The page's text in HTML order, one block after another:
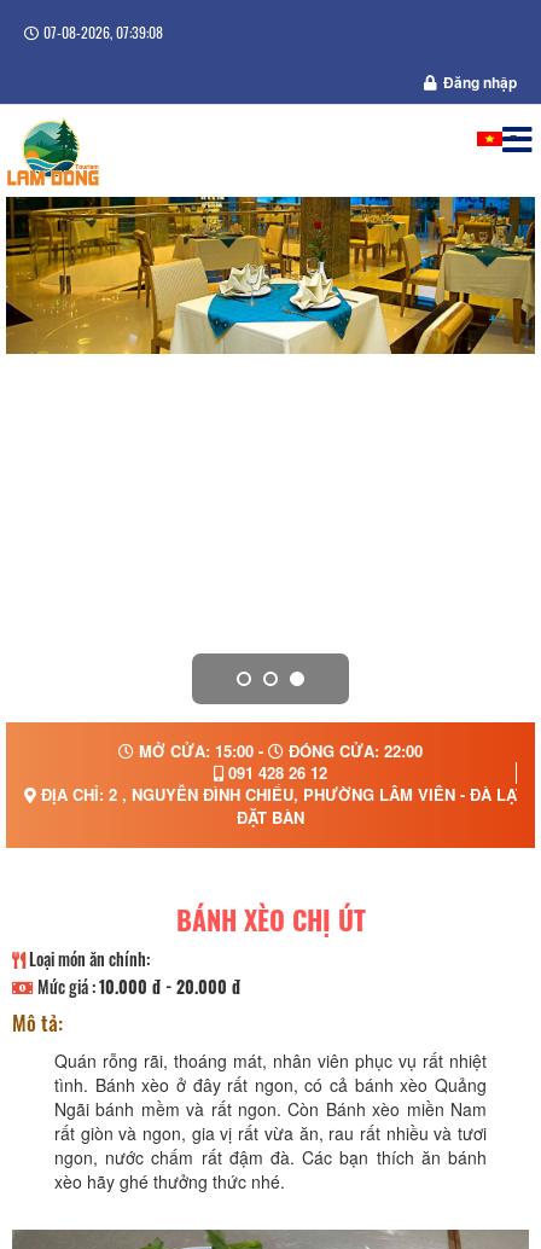
07-08-2026, 07:39:08
Đăng nhập
MỞ CỬA: 15:00 -
ĐÓNG CỬA: 22:00
091 428 26 12
ĐỊA CHỈ: 2 , NGUYỄN ĐÌNH CHIỂU, PHƯỜNG LÂM VIÊN - ĐÀ LẠT,
ĐẶT BÀN
BÁNH XÈO CHỊ ÚT
Loại món ăn chính:
Mức giá :10.000 đ - 20.000 đ
Mô tả:
Quán rỗng rãi, thoáng mát, nhân viên phục vụ rất nhiệt
tình. Bánh xèo ở đây rất ngon, có cả bánh xèo Quảng
Ngãi bánh mềm và rất ngon. Còn Bánh xèo miền Nam
rất giòn và ngon, gia vị rất vừa ăn, rau rất nhiều và tươi
ngon, nước chấm rất đậm đà. Các bạn thích ăn bánh
xèo hãy ghé thưởng thức nhé.